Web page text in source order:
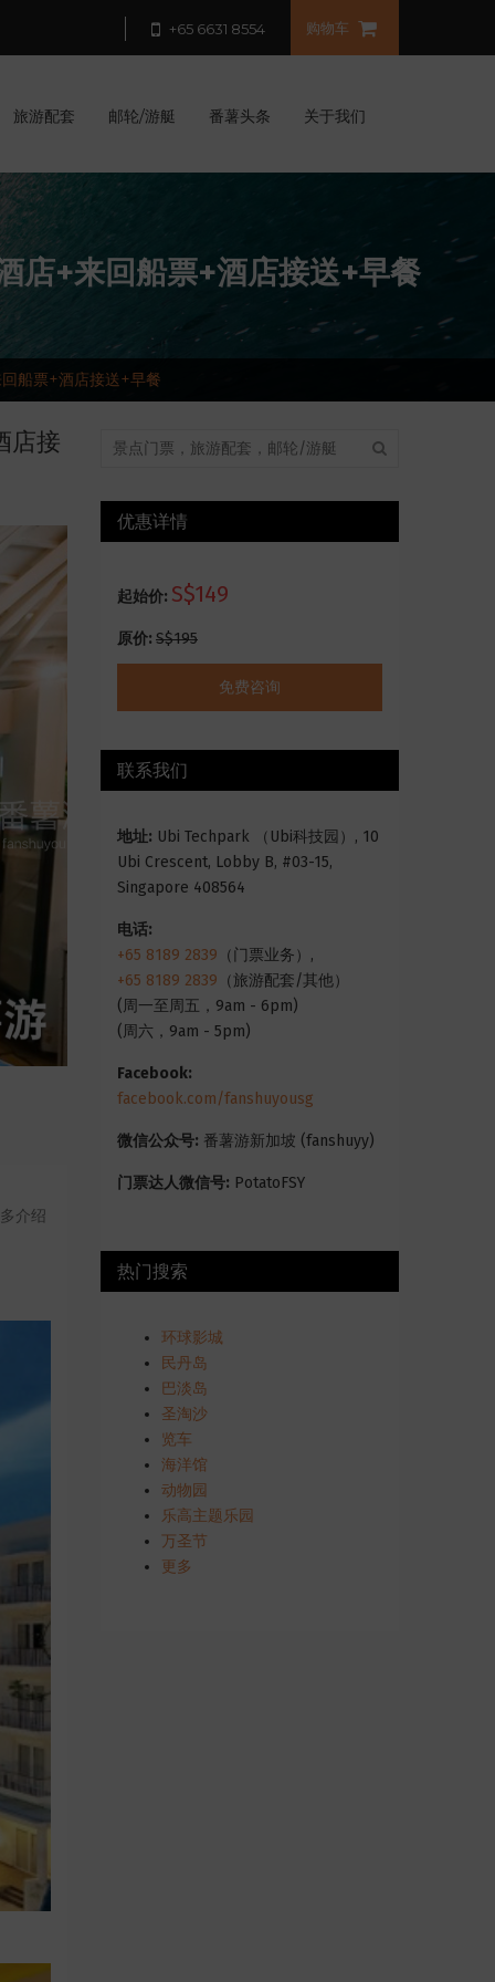
购物车
+65 6631 8554
旅游配套 邮轮/游艇 番薯头条 关于我们
店+来回船票+酒店接送+早餐
船票+酒店接送+早餐
店接
介绍
优惠详情
起始价: S$149
原价: S$195
免费咨询
联系我们
地址: Ubi Techpark （Ubi科技园）, 10
Ubi Crescent, Lobby B, #03-15,
Singapore 408564
电话:
+65 8189 2839 （门票业务）,
+65 8189 2839 （旅游配套/其他）
(周一至周五，9am - 6pm)
(周六，9am - 5pm)
Facebook:
facebook.com/fanshuyousg
微信公众号: 番薯游新加坡 (fanshuyy)
门票达人微信号: PotatoFSY
热门搜索
环球影城
民丹岛
巴淡岛
圣淘沙
览车
海洋馆
动物园
乐高主题乐园
万圣节
更多